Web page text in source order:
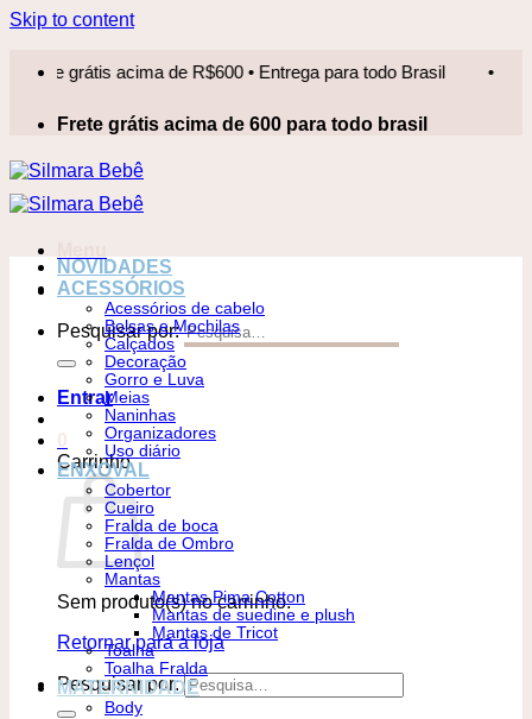
Skip to content
grátis acima de R$600 • Entrega para todo Brasil • Frete
Frete grátis acima de 600 para todo brasil
Pesquisar por:
Entrar
Carrinho
Sem produto(s) no carrinho.
Retornar para a loja
Pesquisar por:
NOVIDADES
ACESSÓRIOS
Acessórios de cabelo
Bolsas e Mochilas
Calçados
Decoração
Gorro e Luva
Meias
Naninhas
Organizadores
Uso diário
ENXOVAL
Cobertor
Cueiro
Fralda de boca
Fralda de Ombro
Lençol
Mantas
Mantas Pima Cotton
Mantas de suedine e plush
Mantas de Tricot
Toalha
Toalha Fralda
MATERNIDADE
Body